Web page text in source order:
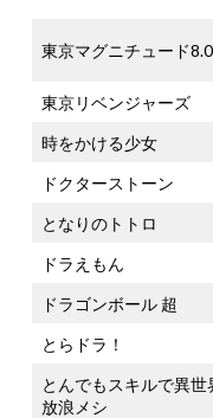
東京マグニチュード8.0
東京リベンジャーズ
時をかける少女
ドクターストーン
となりのトトロ
ドラえもん
ドラゴンボール 超
とらドラ！
とんでもスキルで異世
放浪メシ